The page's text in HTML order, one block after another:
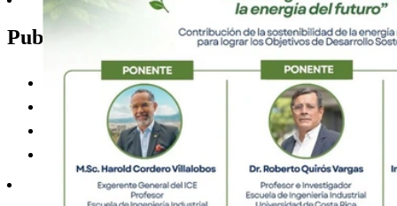
Publicaciones
Agenda
Multimedios
Noticias
Documentos